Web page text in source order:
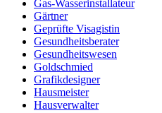
Gas-Wasserinstallateur
Gärtner
Geprüfte Visagistin
Gesundheitsberater
Gesundheitswesen
Goldschmied
Grafikdesigner
Hausmeister
Hausverwalter